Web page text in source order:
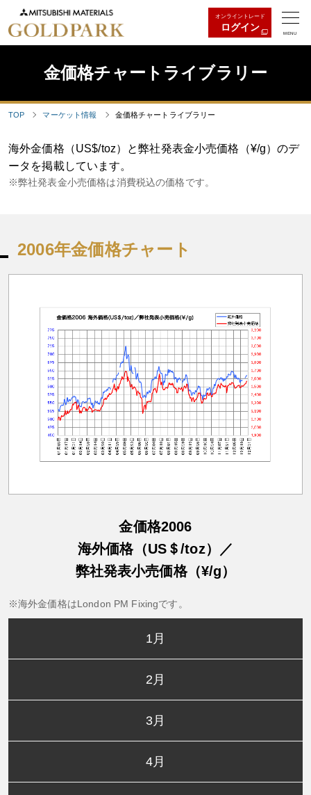
オンライントレード
ログイン
MENU
金価格チャートライブラリー
TOP マーケット情報 金価格チャートライブラリー
海外金価格（US$/toz）と弊社発表金小売価格（¥/g）のデ
ータを掲載しています。
弊社発表金小売価格は消費税込の価格です。
2006年金価格チャート
金価格2006
海外価格（US＄/toz）／
弊社発表小売価格（¥/g）
海外金価格はLondon PM Fixingです。
1月
2月
3月
4月